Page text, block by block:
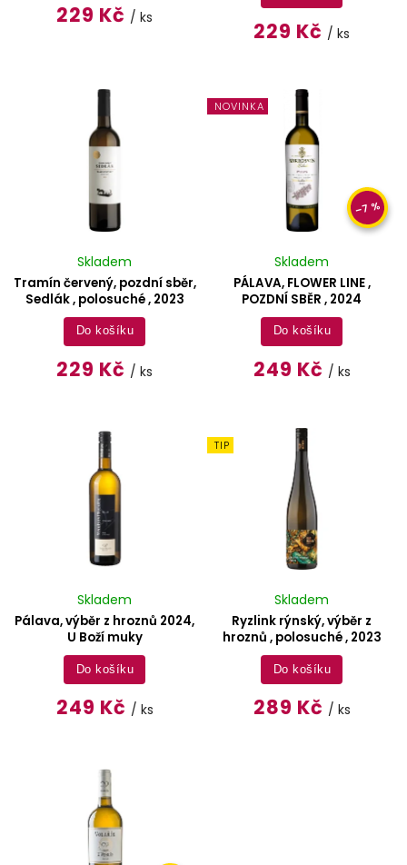
229 Kč / ks
229 Kč / ks
Tramín červený, pozdní sběr,
Sedlák , polosuché , 2023
Skladem
229 Kč / ks
Do košíku
NOVINKA
–7 %
PÁLAVA, FLOWER LINE ,
POZDNÍ SBĚR , 2024
Skladem
249 Kč / ks
Do košíku
Pálava, výběr z hroznů 2024,
U Boží muky
Skladem
249 Kč / ks
Do košíku
TIP
Ryzlink rýnský, výběr z
hroznů , polosuché , 2023
Skladem
289 Kč / ks
Do košíku